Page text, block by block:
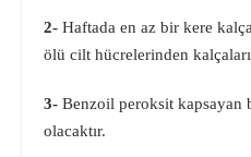
2- Haftada en az bir kere
ölü cilt hücrelerinden
3- Benzoil peroksit kapsayan
olacaktır.